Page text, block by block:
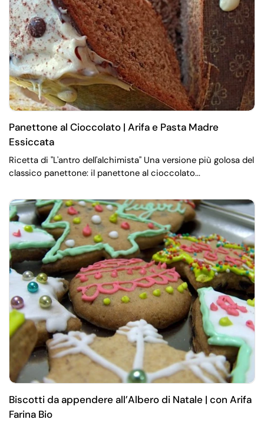
Panettone al Cioccolato | Arifa e Pasta Madre
Essiccata
Ricetta di "L'antro dell'alchimista" Una versione più golosa del
classico panettone: il panettone al cioccolato...
Biscotti da appendere all’Albero di Natale | con Arifa
Farina Bio